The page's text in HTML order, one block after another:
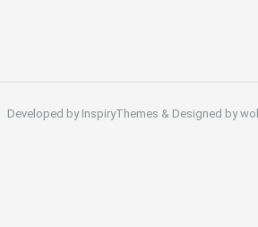
Developed by InspiryThemes & Designed by